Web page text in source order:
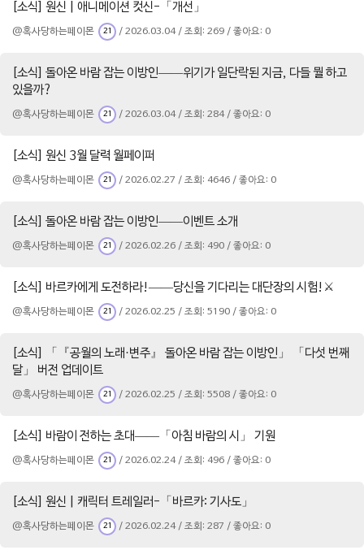
[소식] 원신 | 애니메이션 컷신-「개선」
@혹사당하는페이몬 21 / 2026.03.04 / 조회: 269 / 좋아요: 0
[소식] 돌아온 바람 잡는 이방인——위기가 일단락된 지금, 다들 뭘 하고
있을까?
@혹사당하는페이몬 21 / 2026.03.04 / 조회: 284 / 좋아요: 0
[소식] 원신 3월 달력 월페이퍼
@혹사당하는페이몬 21 / 2026.02.27 / 조회: 4646 / 좋아요: 0
[소식] 돌아온 바람 잡는 이방인——이벤트 소개
@혹사당하는페이몬 21 / 2026.02.26 / 조회: 490 / 좋아요: 0
[소식] 바르카에게 도전하라!——당신을 기다리는 대단장의 시험!⚔️
@혹사당하는페이몬 21 / 2026.02.25 / 조회: 5190 / 좋아요: 0
[소식] 「『공월의 노래·변주』 돌아온 바람 잡는 이방인」 「다섯 번째
달」 버전 업데이트
@혹사당하는페이몬 21 / 2026.02.25 / 조회: 5508 / 좋아요: 0
[소식] 바람이 전하는 초대——「아침 바람의 시」 기원
@혹사당하는페이몬 21 / 2026.02.24 / 조회: 496 / 좋아요: 0
[소식] 원신 | 캐릭터 트레일러-「바르카: 기사도」
@혹사당하는페이몬 21 / 2026.02.24 / 조회: 287 / 좋아요: 0